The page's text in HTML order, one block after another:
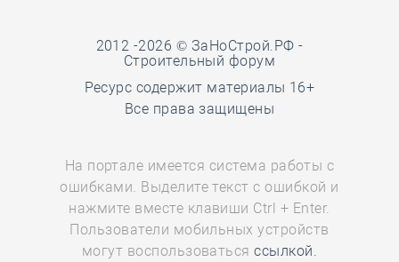
http://zanostroy.ru wants to:
Show notifications
2012 -2026 © ЗаНоСтрой.РФ -
Строительный форум
Ресурс содержит материалы 16+
Все права защищены
На портале имеется система работы с
ошибками. Выделите текст с ошибкой и
нажмите вместе клавиши Ctrl + Enter.
Пользователи мобильных устройств
могут воспользоватьсяссылкой.